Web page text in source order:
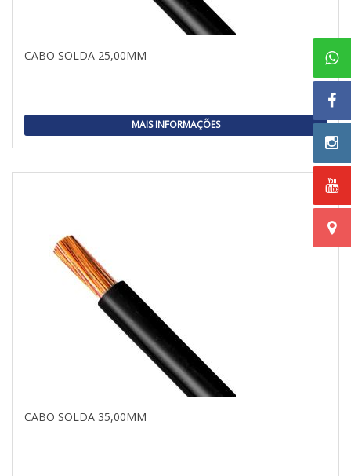
CABO SOLDA 25,00MM
MAIS INFORMAÇÕES
CABO SOLDA 35,00MM